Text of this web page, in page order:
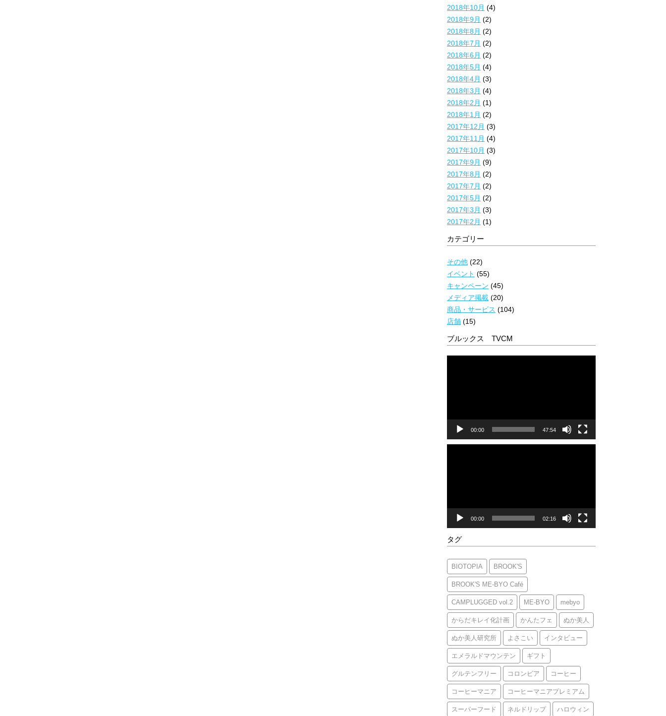
2018年10月 (4)
2018年9月 (2)
2018年8月 (2)
2018年7月 (2)
2018年6月 (2)
2018年5月 (4)
2018年4月 (3)
2018年3月 (4)
2018年2月 (1)
2018年1月 (2)
2017年12月 (3)
2017年11月 (4)
2017年10月 (3)
2017年9月 (9)
2017年8月 (2)
2017年7月 (2)
2017年5月 (2)
2017年3月 (3)
2017年2月 (1)
カテゴリー
その他 (22)
イベント (55)
キャンペーン (45)
メディア掲載 (20)
商品・サービス (104)
店舗 (15)
ブルックス TVCM
ー
00:00 47:54
ー
00:00 02:16
タグ
BIOTOPIA BROOK'S
BROOK'S ME-BYO Café
CAMPLUGGED vol.2 ME-BYO mebyo
からだキレイ化計画 かんたフェ ぬか美人
ぬか美人研究所 よさこい インタビュー
エメラルドマウンテン ギフト
グルテンフリー コロンビア コーヒー
コーヒーマニア コーヒーマニアプレミアム
スーパーフード ネルドリップ ハロウィン